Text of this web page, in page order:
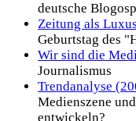
deutsche
Zeitung als
Geburtstag des
Wir sind die
Journalismus
Trendanalyse
Medienszene
entwickeln?